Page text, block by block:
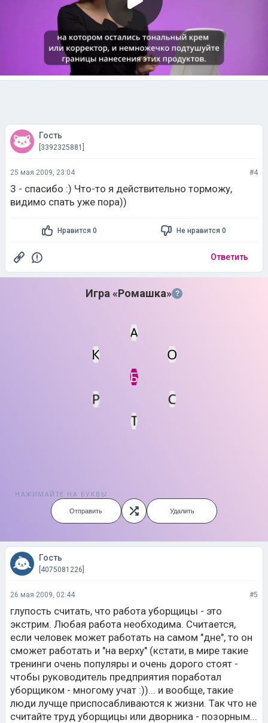
Гость
[3392325881]
25 мая 2009, 23:04 #4
3 - спасибо :) Что-то я действительно торможу,
видимо спать уже пора))
Нравится 0 Не нравится 0
Ответить
Игра «Ромашка» ?
Мин. кол-во очков
Б
А
К
О
Р
С
Т
НАЖИМАЙТЕ НА БУКВЫ
Отправить Удалить
Гость
[4075081226]
26 мая 2009, 02:44 #5
глупость считать, что работа уборщицы - это
экстрим. Любая работа необходима. Считается,
если человек может работать на самом "дне", то он
сможет работать и "на верху" (кстати, в мире такие
тренинги очень популяры и очень дорого стоят -
чтобы руководитель предприятия поработал
уборщиком - многому учат :))... и вообще, такие
люди лучще приспосабливаются к жизни. Так что не
считайте труд уборщицы или дворника - позорным...